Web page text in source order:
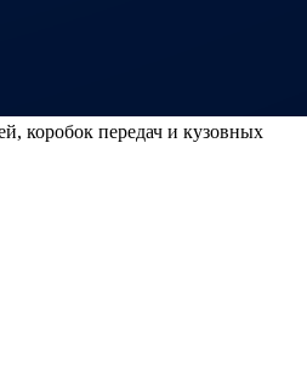
коробок передач и кузовных